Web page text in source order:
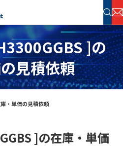
電子部品 在庫検索
]の
見積依頼
・単価の見積依頼
]の在庫・単価